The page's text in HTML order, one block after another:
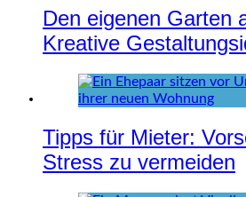
Den eigenen Garten
Kreative
Tipps für Mieter:
Stress zu vermeiden